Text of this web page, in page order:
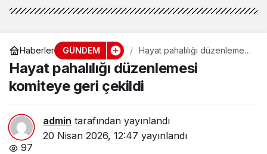
Haberler GÜNDEM
Hayat pahalılığı düzenlemesi
komiteye geri çekildi
Hayat pahalılığı düzenlemesi
komiteye geri çekildi
admin tarafından yayınlandı
20 Nisan 2026, 12:47 yayınlandı
97